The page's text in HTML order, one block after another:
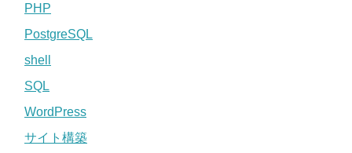
PHP
PostgreSQL
shell
SQL
WordPress
サイト構築